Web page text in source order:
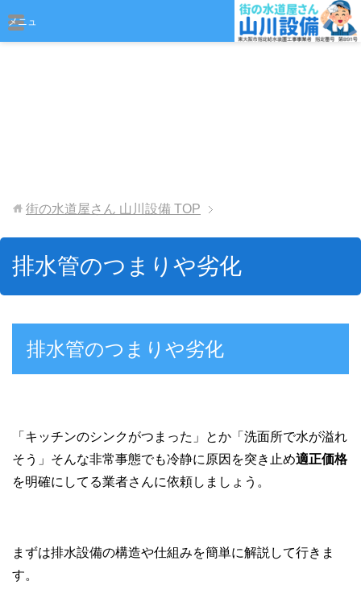
メニュ
街の水道屋さん 山川設備 TOP
排水管のつまりや劣化
排水管のつまりや劣化
「キッチンのシンクがつまった」とか「洗面所で水が溢れ
そう」そんな非常事態でも冷静に原因を突き止め適正価格
を明確にしてる業者さんに依頼しましょう。
まずは排水設備の構造や仕組みを簡単に解説して行きま
す。